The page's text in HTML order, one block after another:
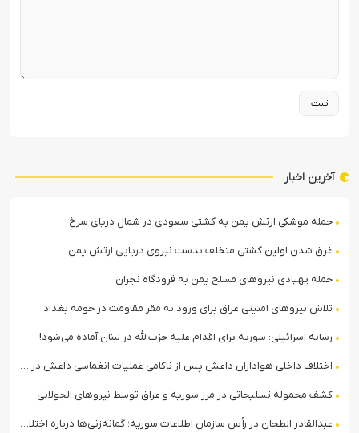
آخرین اخبار
حمله موشکی ارتش یمن به کشتی سعودی در شمال دریای سرخ
غرق شدن اولین کشتی متخلف بدست نیروی دریایی ارتش یمن
حمله پهپادی نیروهای مسلح یمن به فرودگاه نجران
تلاش نیروهای امنیتی عراق برای ورود به مقر مقاومت در حومه بغداد
رسانه اسرائیلی: سوریه برای اقدام علیه حزب‌الله در لبنان آماده می‌شود!
اختلاف داخلی هواداران داعش پس از ناکامی عملیات انغماسی داعش در رقه
کشف محموله تسلیحاتی در مرز سوریه و عراق توسط نیروهای الجولانی
عبدالقادر الطحان در رأس سازمان اطلاعات سوریه؛ گمانه‌زنی‌ها درباره اختلافات در ساختار امنیتی